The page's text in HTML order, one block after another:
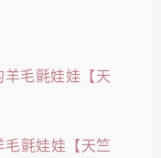
氈娃娃【天竺